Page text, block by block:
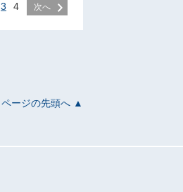
3 4 次へ
ページの先頭へ ▲